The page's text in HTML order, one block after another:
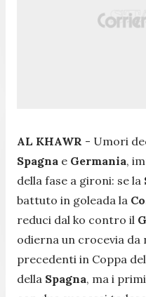
AL KHAWR - Umori
Spagna e Germania,
della fase a gironi: se la
battuto in goleada la
reduci dal ko contro il
odierna un crocevia da
precedenti in Coppa
della Spagna, ma i